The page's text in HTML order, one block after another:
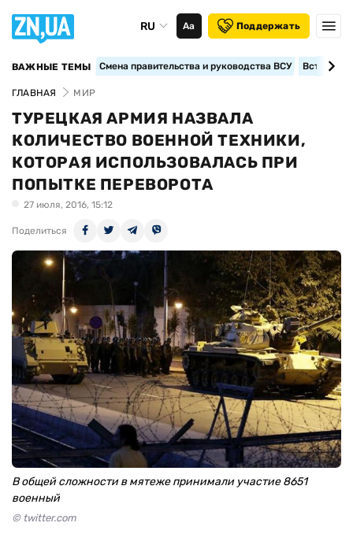
RU Аа Поддержать
ВАЖНЫЕ ТЕМЫ Смена правительства и руководства ВСУ
ГЛАВНАЯ МИР
ТУРЕЦКАЯ АРМИЯ НАЗВАЛА
КОЛИЧЕСТВО ВОЕННОЙ ТЕХНИКИ,
КОТОРАЯ ИСПОЛЬЗОВАЛАСЬ ПРИ
ПОПЫТКЕ ПЕРЕВОРОТА
27 июля, 2016, 15:12
Поделиться
В общей сложности в мятеже принимали участие 8651
военный
© twitter.com